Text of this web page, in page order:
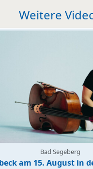
Weitere
Bad Segeberg
am 15. August in